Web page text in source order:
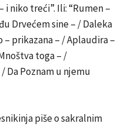
i niko treći”. Ili: “Rumen –
Drvećem sine – / Daleka
– prikazana – / Aplaudira –
toga – /
Da Poznam u njemu
piše o sakralnim